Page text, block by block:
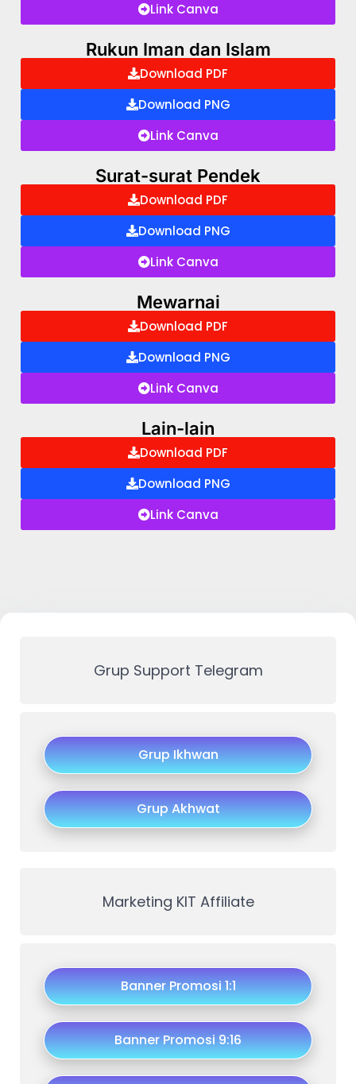
Link Canva
Rukun Iman dan Islam
Download PDF
Download PNG
Link Canva
Surat-surat Pendek
Download PDF
Download PNG
Link Canva
Mewarnai
Download PDF
Download PNG
Link Canva
Lain-lain
Download PDF
Download PNG
Link Canva
Grup Support Telegram
Grup Ikhwan
Grup Akhwat
Marketing KIT Affiliate
Banner Promosi 1:1
Banner Promosi 9:16